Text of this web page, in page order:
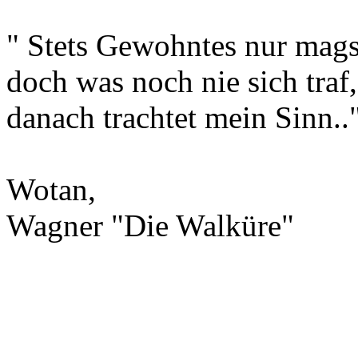
" Stets Gewohntes nur
doch was noch nie sich traf,
danach trachtet mein
Wotan,
Wagner "Die Walküre"